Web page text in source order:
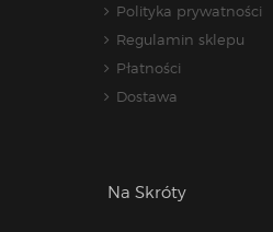
Polityka prywatności
Regulamin sklepu
Płatności
Dostawa
Na Skróty